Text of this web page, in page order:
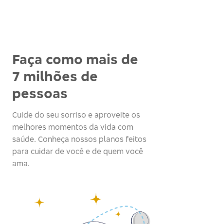
Faça como mais de
7 milhões de
pessoas
Cuide do seu sorriso e aproveite os
melhores momentos da vida com
saúde. Conheça nossos planos feitos
para cuidar de você e de quem você
ama.